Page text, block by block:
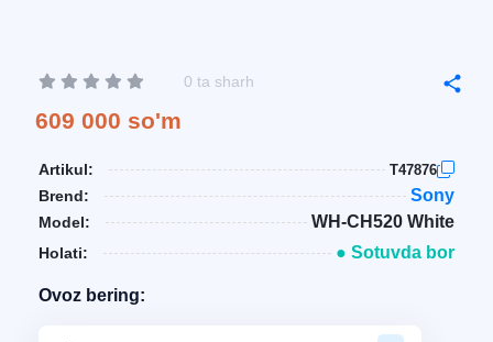
0 ta sharh
609 000 so'm
Artikul: T47876
Brend: Sony
Model: WH-CH520 White
Holati: ● Sotuvda bor
Ovoz bering: